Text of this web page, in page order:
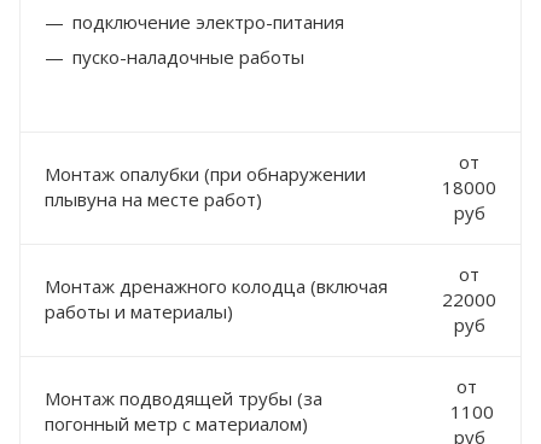
подключение электро-питания
пуско-наладочные работы
Монтаж опалубки (при обнаружении
плывуна на месте работ)
от
18000
руб
Монтаж дренажного колодца (включая
работы и материалы)
от
22000
руб
Монтаж подводящей трубы (за
погонный метр с материалом)
от
1100
руб